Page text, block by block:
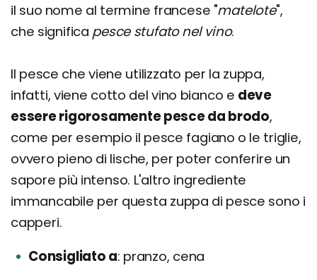
il suo nome al termine francese "matelote",
che significa pesce stufato nel vino.
Il pesce che viene utilizzato per la zuppa,
infatti, viene cotto del vino bianco e deve
essere rigorosamente pesce da brodo,
come per esempio il pesce fagiano o le triglie,
ovvero pieno di lische, per poter conferire un
sapore più intenso. L'altro ingrediente
immancabile per questa zuppa di pesce sono i
capperi.
Consigliato a pranzo, cena